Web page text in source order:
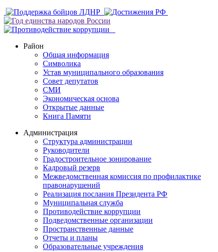
Район
Общая информация
Символика
Устав муниципального образования
Совет депутатов
СМИ
Экономическая основа
Открытые данные
Книга Памяти
Администрация
Структура администрации
Руководители
Градостроительное зонирование
Кадровый резерв
Межведомственная комиссия по профилактике
правонарушений
Реализация послания Президента РФ
Муниципальная служба
Противодействие коррупции
Подведомственные организации
Пространственные данные
Отчеты и планы
Образовательные учреждения